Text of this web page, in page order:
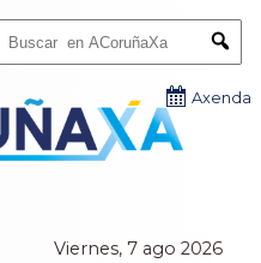
Viernes, 7 ago 2026
Axenda